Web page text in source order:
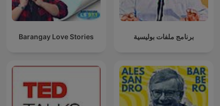
Barangay Love Stories برنامج ملفات بوليسية